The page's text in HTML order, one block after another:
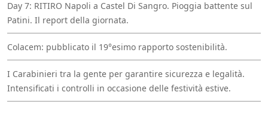
Day 7: RITIRO Napoli a Castel Di Sangro. Pioggia battente sul
Patini. Il report della giornata.
Colacem: pubblicato il 19°esimo rapporto sostenibilità.
I Carabinieri tra la gente per garantire sicurezza e legalità.
Intensificati i controlli in occasione delle festività estive.